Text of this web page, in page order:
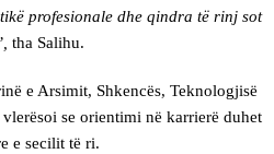
profesionale dhe qindra të rinj sot
tha Salihu.
e Arsimit, Shkencës, Teknologjisë
se orientimi në karrierë duhet
e secilit të ri.